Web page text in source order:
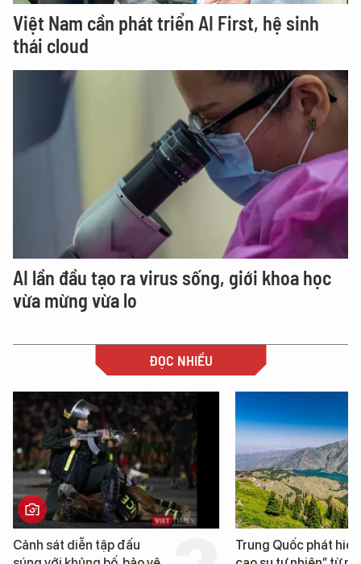
Việt Nam cần phát triển AI First, hệ sinh
thái cloud
AI lần đầu tạo ra virus sống, giới khoa học
vừa mừng vừa lo
ĐỌC NHIỀU
Cảnh sát diễn tập đấu
Trung Quốc phát hiện